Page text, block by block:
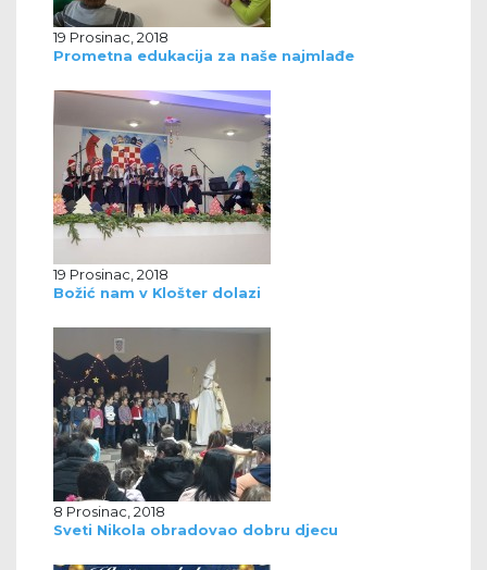
19 Prosinac, 2018
Prometna edukacija za naše najmlađe
19 Prosinac, 2018
Božić nam v Klošter dolazi
8 Prosinac, 2018
Sveti Nikola obradovao dobru djecu